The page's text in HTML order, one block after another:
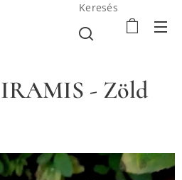
Keresés
- Zöld